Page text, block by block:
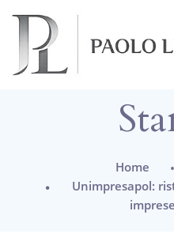
Home
Unimpresapol: